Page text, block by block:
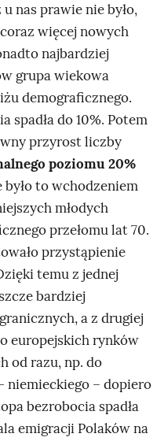
nas prawie nie było,
więcej nowych
najbardziej
grupa wiekowa
demograficznego.
spadła do 10%. Potem
przyrost liczby
poziomu 20%
było to wchodzeniem
młodych
przełomu lat 70.
przystąpienie
temu z jednej
bardziej
a z drugiej
europejskich rynków
od razu, np. do
niemieckiego – dopiero
bezrobocia spadła
emigracji Polaków na